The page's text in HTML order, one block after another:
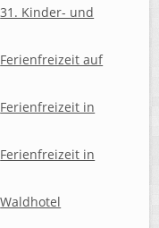
31. Kinder- und
Ferienfreizeit auf
Ferienfreizeit in
Ferienfreizeit in
Waldhotel